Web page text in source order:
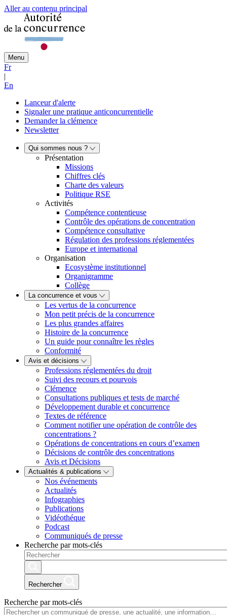
Aller au contenu principal
Menu
Fr
|
En
Lanceur d'alerte
Signaler une pratique anticoncurrentielle
Demander la clémence
Newsletter
Qui sommes nous ?
Présentation
Missions
Chiffres clés
Charte des valeurs
Politique RSE
Activités
Compétence contentieuse
Contrôle des opérations de concentration
Compétence consultative
Régulation des professions réglementées
Europe et international
Organisation
Ecosystème institutionnel
Organigramme
Collège
La concurrence et vous
Les vertus de la concurrence
Mon petit précis de la concurrence
Les plus grandes affaires
Histoire de la concurrence
Un guide pour connaître les règles
Conformité
Avis et décisions
Professions réglementées du droit
Suivi des recours et pourvois
Clémence
Consultations publiques et tests de marché
Développement durable et concurrence
Textes de référence
Comment notifier une opération de contrôle des
concentrations ?
Opérations de concentrations en cours d’examen
Décisions de contrôle des concentrations
Avis et Décisions
Actualités & publications
Nos événements
Actualités
Infographies
Publications
Vidéothéque
Podcast
Communiqués de presse
Recherche par mots-clés
Rechercher
Recherche par mots-clés